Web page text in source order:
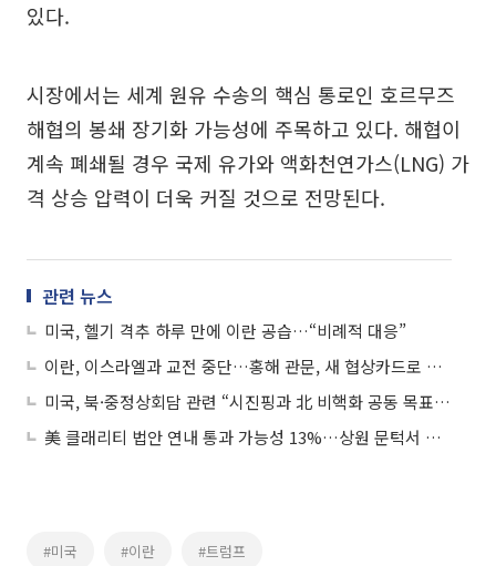
있다.
시장에서는 세계 원유 수송의 핵심 통로인 호르무즈
해협의 봉쇄 장기화 가능성에 주목하고 있다. 해협이
계속 폐쇄될 경우 국제 유가와 액화천연가스(LNG) 가
격 상승 압력이 더욱 커질 것으로 전망된다.
관련 뉴스
미국, 헬기 격추 하루 만에 이란 공습…“비례적 대응”
이란, 이스라엘과 교전 중단…홍해 관문, 새 협상카드로 부상
미국, 북·중정상회담 관련 “시진핑과 北 비핵화 공동 목표 확인”
美 클래리티 법안 연내 통과 가능성 13%…상원 문턱서 제동
#미국 #이란 #트럼프